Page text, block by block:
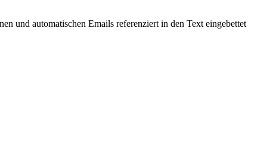
und automatischen Emails referenziert in den Text eingebettet